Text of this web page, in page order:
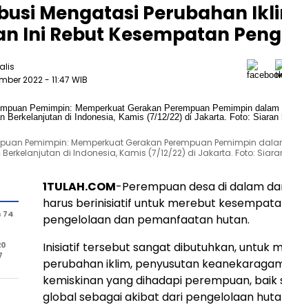
Mengatasi Perubahan
Ini Rebut Kesempatan
2022- 11:47 WIB
Pemimpin: Memperkuat Gerakan Perempuan Pemimpin
di Indonesia, Kamis (7/12/22) di Jakarta. Foto:
1TULAH.COM-Perempuan desa di dalam
harus berinisiatif untuk merebut
pengelolaan dan pemanfaatan hutan.
Inisiatif tersebut sangat dibutuhkan, untuk
perubahan iklim, penyusutan
kemiskinan yang dihadapi perempuan,
global sebagai akibat dari pengelolaan
74